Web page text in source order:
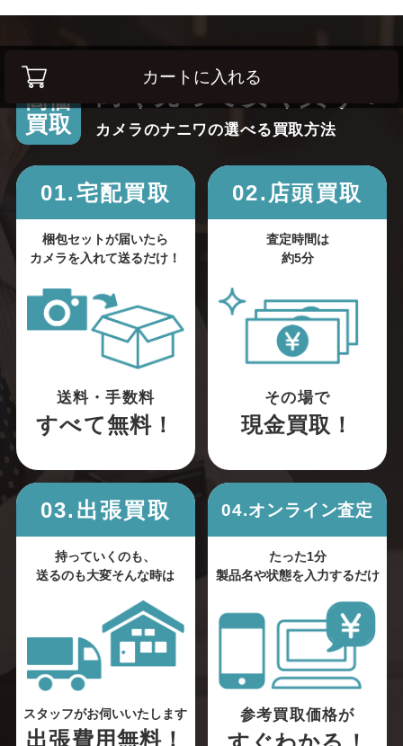
カートに入れる
高価
買取
高く売って安く買う！
カメラのナニワの選べる買取方法
01.宅配買取
梱包セットが届いたら
カメラを入れて送るだけ！
送料・手数料
すべて無料！
02.店頭買取
査定時間は
約5分
その場で
現金買取！
03.出張買取
持っていくのも、
送るのも大変そんな時は
スタッフがお伺いいたします
出張費用無料！
04.オンライン査定
たった1分
製品名や状態を入力するだけ
参考買取価格が